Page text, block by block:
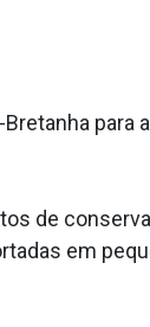
para
de
em